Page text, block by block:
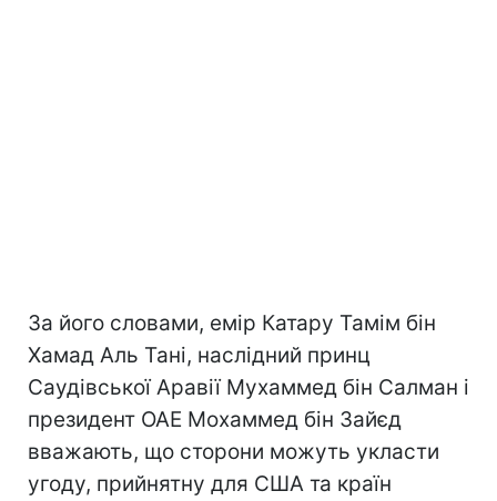
За його словами, емір Катару Тамім бін
Хамад Аль Тані, наслідний принц
Саудівської Аравії Мухаммед бін Салман і
президент ОАЕ Мохаммед бін Зайєд
вважають, що сторони можуть укласти
угоду, прийнятну для США та країн